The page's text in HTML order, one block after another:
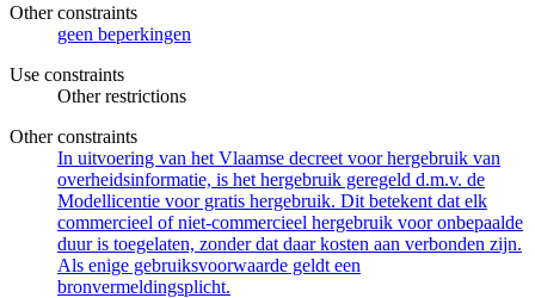
Other constraints
geen beperkingen
Use constraints
Other restrictions
Other constraints
In uitvoering van het Vlaamse decreet voor hergebruik van
overheidsinformatie, is het hergebruik geregeld d.m.v. de
Modellicentie voor gratis hergebruik. Dit betekent dat elk
commercieel of niet-commercieel hergebruik voor onbepaalde
duur is toegelaten, zonder dat daar kosten aan verbonden zijn.
Als enige gebruiksvoorwaarde geldt een
bronvermeldingsplicht.